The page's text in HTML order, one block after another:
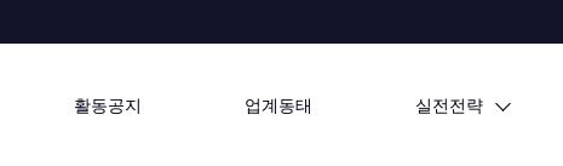
활동공지 업계동태 실전전략